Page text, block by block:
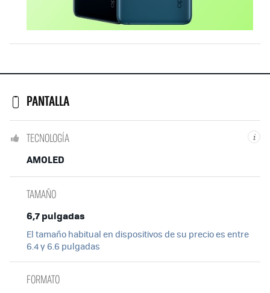
PANTALLA
i
TECNOLOGÍA
AMOLED
TAMAÑO
6,7 pulgadas
El tamaño habitual en dispositivos de su precio es entre
6.4 y 6.6 pulgadas
FORMATO